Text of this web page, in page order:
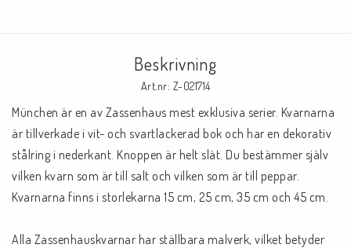
Beskrivning
Art.nr: Z-021714
München är en av Zassenhaus mest exklusiva serier. Kvarnarna
är tillverkade i vit- och svartlackerad bok och har en dekorativ
stålring i nederkant. Knoppen är helt slät. Du bestämmer själv
vilken kvarn som är till salt och vilken som är till peppar.
Kvarnarna finns i storlekarna 15 cm, 25 cm, 35 cm och 45 cm.
Alla Zassenhauskvarnar har ställbara malverk, vilket betyder